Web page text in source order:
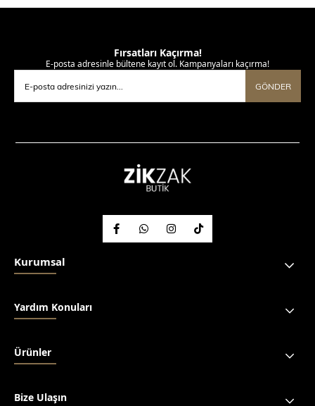
Fırsatları Kaçırma!
E-posta adresinle bültene kayıt ol. Kampanyaları kaçırma!
GÖNDER
Kurumsal
Yardım Konuları
Ürünler
Bize Ulaşın